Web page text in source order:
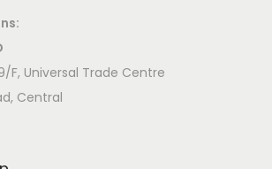
F, Universal Trade Centre
Central